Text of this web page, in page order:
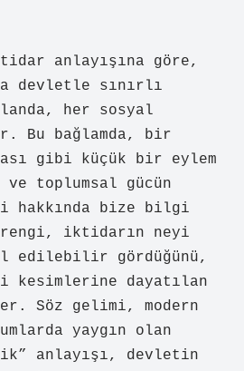
anlayışına göre,
devletle sınırlı
her sosyal
Bu bağlamda, bir
gibi küçük bir eylem
toplumsal gücün
hakkında bize bilgi
rengi, iktidarın neyi
edilebilir gördüğünü,
kesimlerine dayatılan
Söz gelimi, modern
yaygın olan
anlayışı, devletin